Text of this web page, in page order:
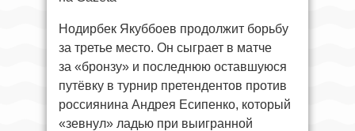
Нодирбек Якуббоев продолжит борьбу
за третье место. Он сыграет в матче
за «бронзу» и последнюю оставшуюся
путёвку в турнир претендентов против
россиянина Андрея Есипенко, который
«зевнул» ладью при выигранной